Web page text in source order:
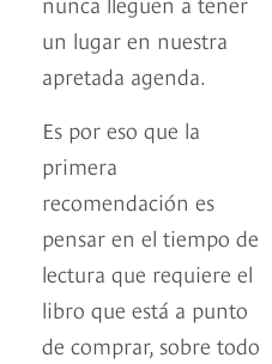
un lugar en nuestra
apretada agenda.
Es por eso que la
primera
recomendación es
pensar en el tiempo de
lectura que requiere el
libro que está a punto
de comprar, sobre todo